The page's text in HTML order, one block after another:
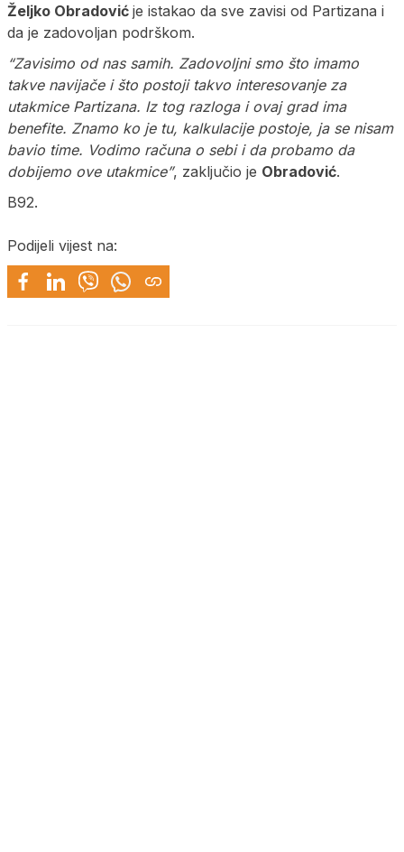
Željko Obradović je istakao da sve zavisi od Partizana i
da je zadovoljan podrškom.
“Zavisimo od nas samih. Zadovoljni smo što imamo
takve navijače i što postoji takvo interesovanje za
utakmice Partizana. Iz tog razloga i ovaj grad ima
benefite. Znamo ko je tu, kalkulacije postoje, ja se nisam
bavio time. Vodimo računa o sebi i da probamo da
dobijemo ove utakmice”, zaključio je Obradović.
B92.
Podijeli vijest na: